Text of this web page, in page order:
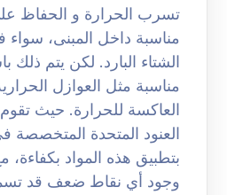
تسرب الحرارة و الحفاظ
مناسبة داخل المبنى، سواء
الشتاء البارد. لكن يتم ذلك
مناسبة مثل العوازل
العاكسة للحرارة. حيث
العنود المتحدة المتخصصة
بتطبيق هذه المواد بكفاءة،
وجود أي نقاط ضعف قد